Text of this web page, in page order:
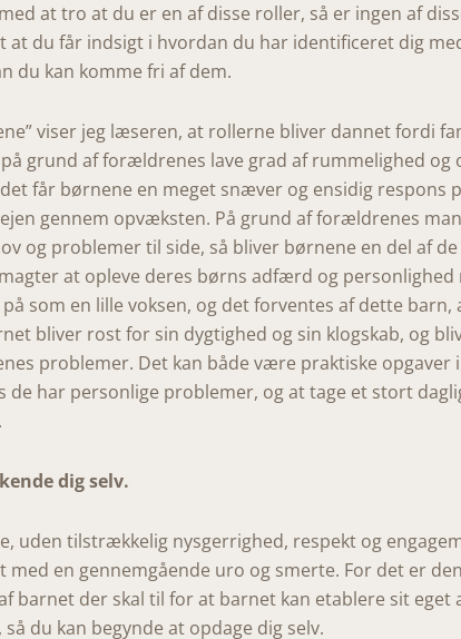
at tro at du er en af disse roller, så er ingen af
at du får indsigt i hvordan du har identificeret dig
du kan komme fri af dem.
viser jeg læseren, at rollerne bliver dannet fordi
grund af forældrenes lave grad af rummelighed
får børnene en meget snæver og ensidig respons
gennem opvæksten. På grund af forældrenes
og problemer til side, så bliver børnene en del af
at opleve deres børns adfærd og personlighed
som en lille voksen, og det forventes af dette
bliver rost for sin dygtighed og sin klogskab, og
problemer. Det kan både være praktiske opgaver
har personlige problemer, og at tage et stort
dig selv.
uden tilstrækkelig nysgerrighed, respekt og
med en gennemgående uro og smerte. For det er
barnet der skal til for at barnet kan etablere sit eget
du kan begynde at opdage dig selv.